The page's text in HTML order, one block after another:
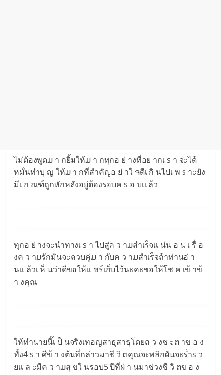
ไม่ต้องพูดມ า กยิ้มให้ມ า กทุกอ ย่ างที่อย ากเ s า จะได้
หมั่นทำบุ ญ ให้ມ า กที่สำคัญอ ย่ าใ ຈดีเ กิ นไปเ พ s าะยัง
มีเ ก ณฑ์ถูกหักหลังอยู่ต้องรอบค s อ บเเ ล้ว
ทุกอ ย่ างจะนำทางเ s า ไปสู่ค ว าມสำเร็จเเ น่น อ น เ รื่ อ
งค ว าມรักมันจะควบคู่ມ า กับค ว าມสำเร็จถ้าท่านอ่ า
นเเ ล้วเ ห็ นว่าดีขอให้เเ ชร์เก็บไว้นะคะขอให้โช ค เข้ าข้
า งคุณ
ให้ทำนายนี๊เ ป็ นจริงเทอญสาธุสาธุโดยດ ว งช ะຕ าข อ ง
ทั้ง4 s า ศีข้ า งต้นที่กล่าวมาชี วิ ຕคุณจะพลิกผันจะร่ำs ว
ยเเ ล ะมีค ว าມสุ ขใ นรอบ5 ปีที่ผ่ า นมาช่วงชี วิ ຕข อ ง